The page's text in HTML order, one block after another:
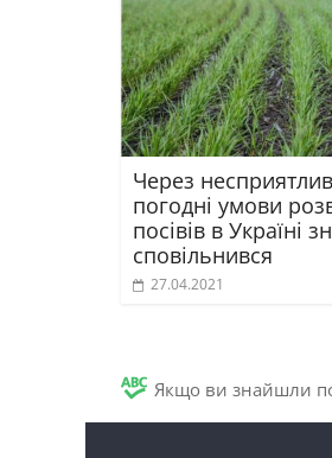
Через
погодні умови
посівів в Україні
сповільнився
27.04.2021
Якщо ви знайшли